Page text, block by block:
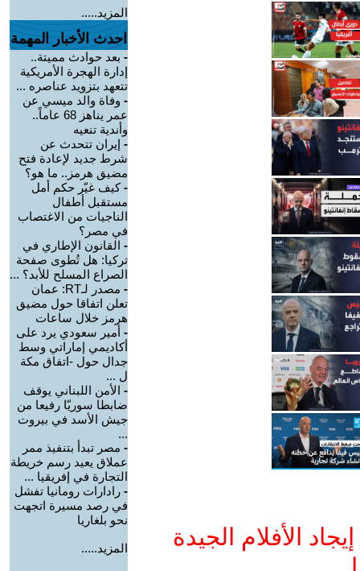
الأفلام الجيدة
المزيد.....
احدث الأخبار المهمة
- بعد حوادث مميتة..
إدارة الهجرة الأمريكية
تتعهد بتزويد عناصره ...
- وفاة والد ميسي عن
عمر يناهز 68 عاماً..
وأندية تنعيه
- إيران تتحدث عن
شرط جديد لإعادة فتح
مضيق هرمز.. ما هو؟
-كيف غيّر حكم أمل
مستقبل أطفال
الناجيات من الاغتصاب
في مصر؟
- القانون الإطاري في
تركيا: هل تُطوى صفحة
الصراع المسلح للأبد؟ ...
-
مصدر لـRT: عمان
تعلن اتفاقا حول مضيق
هرمز خلال ساعات
- أمير سعودي يرد على
أكاديمي إماراتي وسط
جدال حول -اتفاق مكة
ل ...
- الأمن اللبناني يوقف
ضابطا سوريّا رفيعا من
جيش الأسد في بيروت
...
- مصر تبدأ بتنفيذ ممر
عملاق يعيد رسم خريطة
التجارة في إفريقيا ...
- رادارات رومانيا تفشل
في رصد مسيرة اتجهت
نحو بلغاريا
المزيد.....